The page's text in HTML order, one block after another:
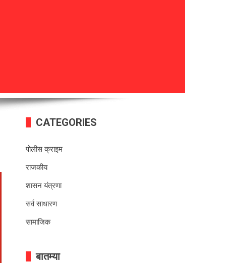
CATEGORIES
पोलीस क्राइम
राजकीय
शासन यंत्रणा
सर्व साधारण
सामाजिक
बातम्या